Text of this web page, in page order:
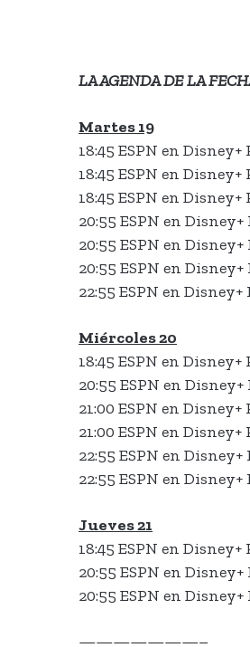
LA AGENDA DE LA
Martes 19
18:45 ESPN en
18:45 ESPN en
18:45 ESPN en
20:55 ESPN en
20:55 ESPN en
20:55 ESPN en
22:55 ESPN en
Miércoles 20
18:45 ESPN en
20:55 ESPN en
21:00 ESPN en
21:00 ESPN en
22:55 ESPN en
22:55 ESPN en
Jueves 21
18:45 ESPN en
20:55 ESPN en
20:55 ESPN en
———————–